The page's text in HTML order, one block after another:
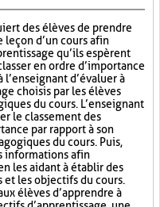
des élèves de prendre
d’un cours afin
qu’ils espèrent
en ordre d’importance
d’évaluer à
choisis par les élèves
du cours. L’enseignant
le classement des
par rapport à son
du cours. Puis,
informations afin
les aidant à établir des
les objectifs du cours.
élèves d’apprendre à